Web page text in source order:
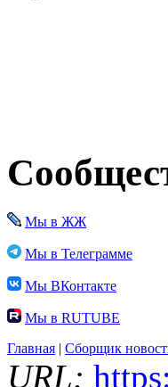
Мы в ЖЖ
Мы в Телеграмме
Мы ВКонтакте
Мы в RUTUBE
Главная | Сборщик
URL: